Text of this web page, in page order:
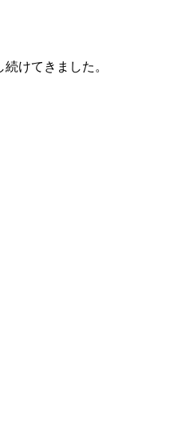
けてきました。